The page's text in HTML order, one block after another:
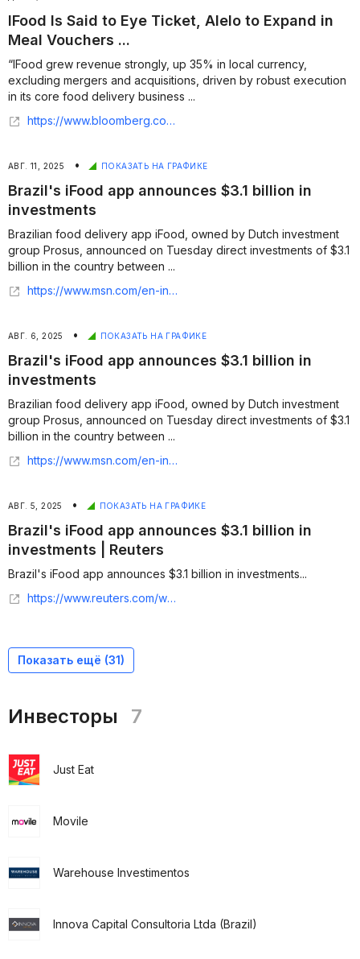
IFood Is Said to Eye Ticket, Alelo to Expand in
Meal Vouchers ...
“IFood grew revenue strongly, up 35% in local currency,
excluding mergers and acquisitions, driven by robust execution
in its core food delivery business ...
https://www.bloomberg.com/news/articles/2025-12-05/ifood-is-said-to-eye-ticket-alelo-to-expand-in-meal-vouchers
АВГ. 11, 2025 • ПОКАЗАТЬ НА ГРАФИКЕ
Brazil's iFood app announces $3.1 billion in
investments
Brazilian food delivery app iFood, owned by Dutch investment
group Prosus, announced on Tuesday direct investments of $3.1
billion in the country between ...
https://www.msn.com/en-in/money/topstories/brazils-ifood-app-announces-31-billion-in-investments/ar-AA1JWquK
АВГ. 6, 2025 • ПОКАЗАТЬ НА ГРАФИКЕ
Brazil's iFood app announces $3.1 billion in
investments
Brazilian food delivery app iFood, owned by Dutch investment
group Prosus, announced on Tuesday direct investments of $3.1
billion in the country between ...
https://www.msn.com/en-in/money/topstories/brazil-s-ifood-app-announces-3-1-billion-in-investments/ar-AA1JWquK
АВГ. 5, 2025 • ПОКАЗАТЬ НА ГРАФИКЕ
Brazil's iFood app announces $3.1 billion in
investments | Reuters
Brazil's iFood app announces $3.1 billion in investments...
https://www.reuters.com/world/americas/brazils-ifood-app-announces-31-billion-investments-2025-08-05/
Показать ещё (31)
Инвесторы 7
Just Eat
Movile
Warehouse Investimentos
Innova Capital Consultoria Ltda (Brazil)